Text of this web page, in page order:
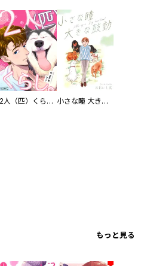
2人（匹）くらし。 小さな瞳 大きな鼓動
もっと見る